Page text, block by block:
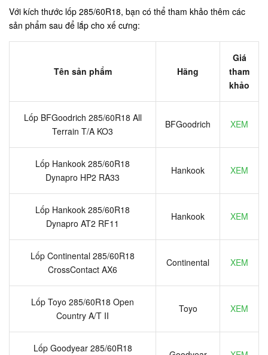
Với kích thước lốp 285/60R18, bạn có thể tham khảo thêm các
sản phẩm sau để lắp cho xế cưng:
Tên sản phẩm Hãng
Giá
tham
khảo
Lốp BFGoodrich 285/60R18 All
Terrain T/A KO3
BFGoodrich XEM
Lốp Hankook 285/60R18
Dynapro HP2 RA33
Hankook XEM
Lốp Hankook 285/60R18
Dynapro AT2 RF11
Hankook XEM
Lốp Continental 285/60R18
CrossContact AX6
Continental XEM
Lốp Toyo 285/60R18 Open
Country A/T II
Toyo XEM
Lốp Goodyear 285/60R18